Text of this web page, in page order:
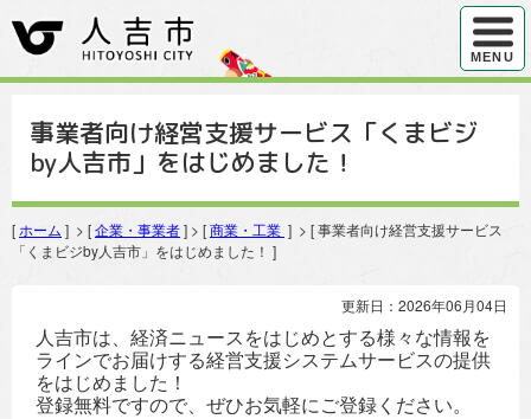
ハンバ
MENU
事業者向け経営支援サービス「くまビジ
by人吉市」をはじめました！
[ ホーム ] > [企業・事業者] > [商業・工業 ] > [ 事業者向け経営支援サービス
「くまビジby人吉市」をはじめました！ ]
更新日：2026年06月04日
人吉市は、経済ニュースをはじめとする様々な情報を
ラインでお届けする経営支援システムサービスの提供
をはじめました！
登録無料ですので、ぜひお気軽にご登録ください。